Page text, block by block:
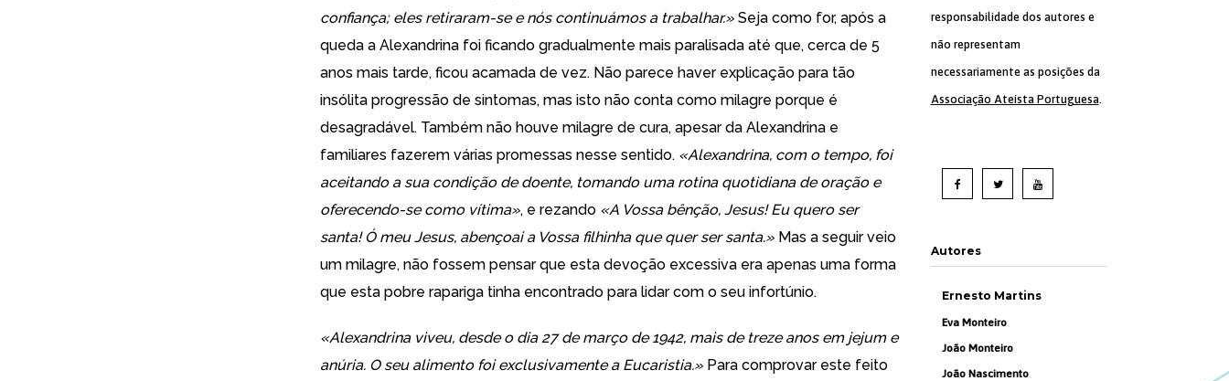
confiança; eles retiraram-se e nós continuámos a trabalhar.» Seja como for, após a
queda a Alexandrina foi ficando gradualmente mais paralisada até que, cerca de 5
anos mais tarde, ficou acamada de vez. Não parece haver explicação para tão
insólita progressão de sintomas, mas isto não conta como milagre porque é
desagradável. Também não houve milagre de cura, apesar da Alexandrina e
familiares fazerem várias promessas nesse sentido. «Alexandrina, com o tempo, foi
aceitando a sua condição de doente, tomando uma rotina quotidiana de oração e
oferecendo-se como vítima», e rezando «A Vossa bênção, Jesus! Eu quero ser
santa! Ó meu Jesus, abençoai a Vossa filhinha que quer ser santa.» Mas a seguir veio
um milagre, não fossem pensar que esta devoção excessiva era apenas uma forma
que esta pobre rapariga tinha encontrado para lidar com o seu infortúnio.
«Alexandrina viveu, desde o dia 27 de março de 1942, mais de treze anos em jejum e
anúria. O seu alimento foi exclusivamente a Eucaristia.» Para comprovar este feito
responsabilidade dos autores e
não representam
necessariamente as posições da
Associação Ateísta Portuguesa.
Autores
Ernesto Martins
Eva Monteiro
João Monteiro
João Nascimento